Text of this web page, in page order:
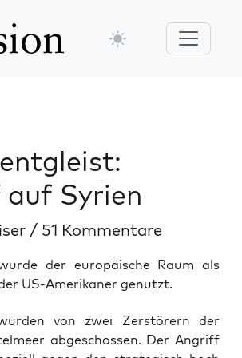
Syrien
/ 51 Kommentare
der europäische Raum als
US-Amerikaner genutzt.
von zwei Zer­stö­rern der
abge­schos­sen. Der Angriff